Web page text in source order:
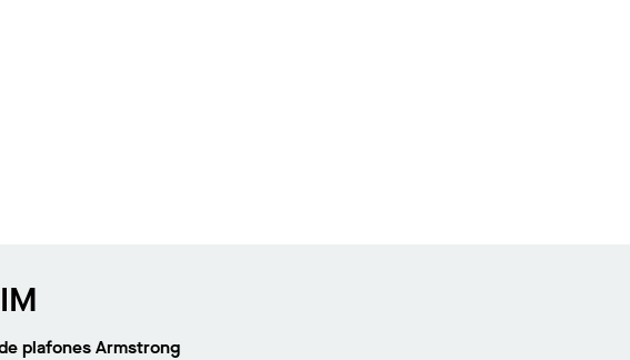
plafones Armstrong